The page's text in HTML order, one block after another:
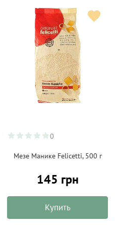
0
Мезе Манике Felicetti, 500 г
145 грн
Купить